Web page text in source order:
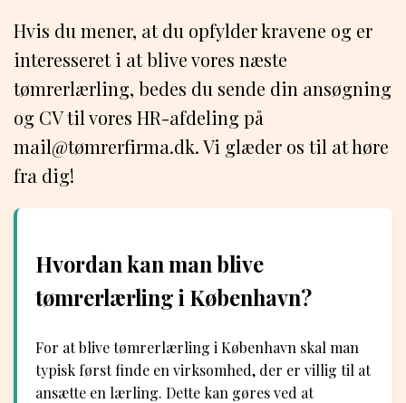
Hvis du mener, at du opfylder kravene og er
interesseret i at blive vores næste
tømrerlærling, bedes du sende din ansøgning
og CV til vores HR-afdeling på
mail@tømrerfirma.dk. Vi glæder os til at høre
fra dig!
Hvordan kan man blive
tømrerlærling i København?
For at blive tømrerlærling i København skal man
typisk først finde en virksomhed, der er villig til at
ansætte en lærling. Dette kan gøres ved at